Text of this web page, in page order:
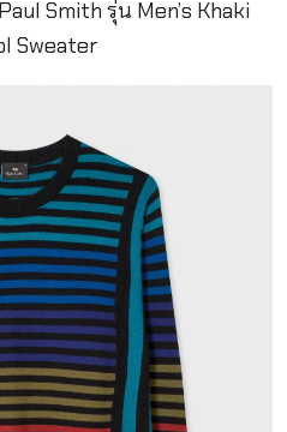
Smith รุ่น Men’s Khaki
Sweater